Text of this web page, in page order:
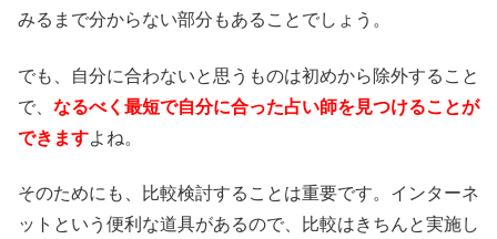
みるまで分からない部分もあることでしょう。
でも、自分に合わないと思うものは初めから除外すること
で、 なるべく最短で自分に合った占い師を見つけることが
できますよね。
そのためにも、比較検討することは重要です。インターネ
ットという便利な道具があるので、比較はきちんと実施し